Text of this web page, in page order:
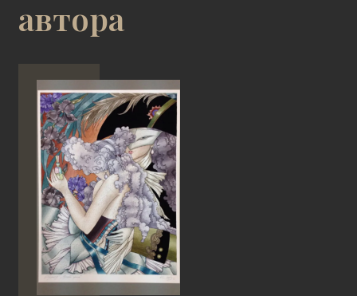
автора